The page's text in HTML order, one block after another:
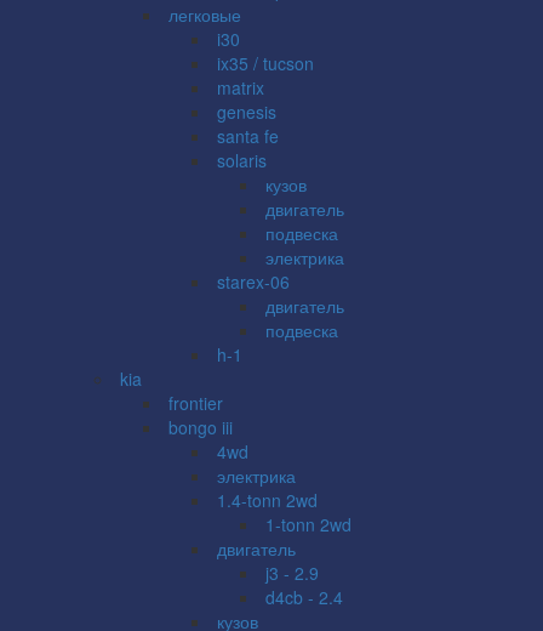
легковые
i30
ix35 / tucson
matrix
genesis
santa fe
solaris
кузов
двигатель
подвеска
электрика
starex-06
двигатель
подвеска
h-1
kia
frontier
bongo iii
4wd
электрика
1.4-tonn 2wd
1-tonn 2wd
двигатель
j3 - 2.9
d4cb - 2.4
кузов